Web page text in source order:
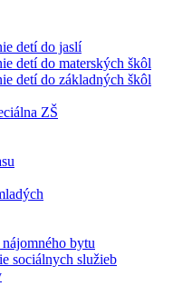
detí do jaslí
detí do materských škôl
detí do základných škôl
ZŠ
bytu
sociálnych služieb